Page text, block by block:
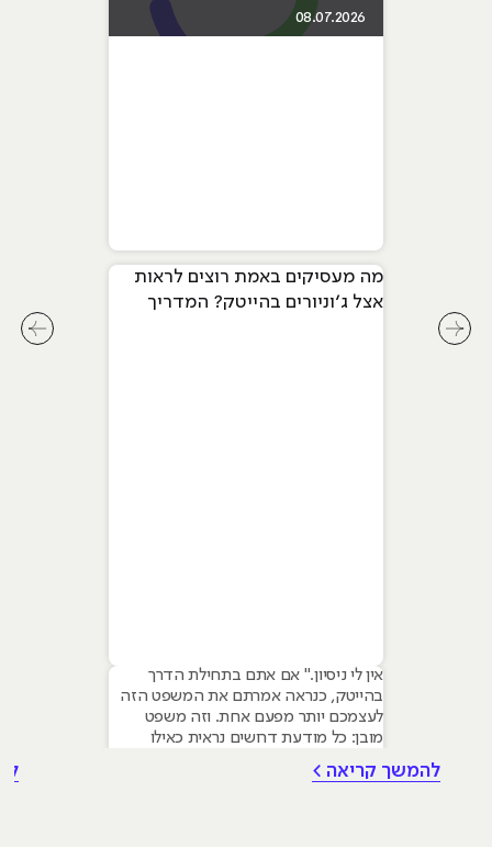
08.07.2026
מה מעסיקים באמת רוצים לראות
אצל ג׳וניורים בהייטק? המדריך
אין לי ניסיון." אם אתם בתחילת הדרך
בהייטק, כנראה אמרתם את המשפט הזה
לעצמכם יותר מפעם אחת. וזה משפט
מובן: כל מודעת דרושים נראית כאילו
כבר נגע במוצר אמיתי, כבר צבר ביטחון.
להמשך קריאה >
לחץ לחץ לשיקופית קודמת בסליידר מאמרים